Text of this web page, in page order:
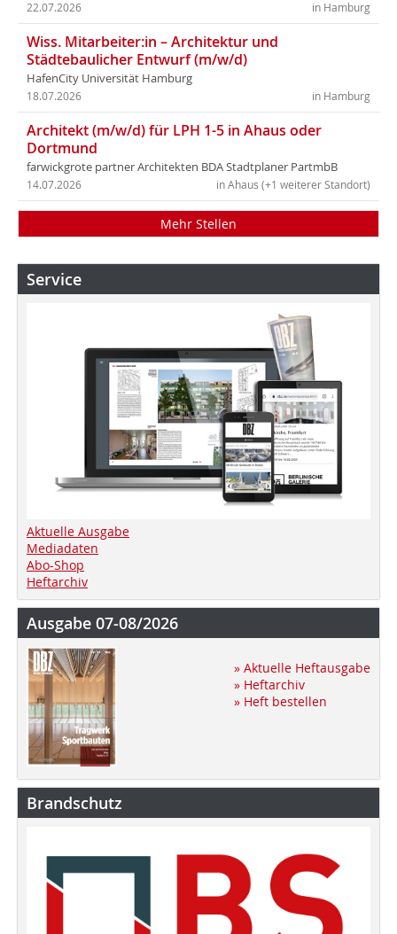
in Hamburg
22.07.2026
Wiss. Mitarbeiter:in – Architektur und
Städtebaulicher Entwurf (m/w/d)
HafenCity Universität Hamburg
in Hamburg
18.07.2026
Architekt (m/w/d) für LPH 1-5 in Ahaus oder
Dortmund
farwickgrote partner Architekten BDA Stadtplaner PartmbB
in Ahaus (+1 weiterer Standort)
14.07.2026
Mehr Stellen
Service
Aktuelle Ausgabe
Mediadaten
Abo-Shop
Heftarchiv
Ausgabe 07-08/2026
» Aktuelle Heftausgabe
» Heftarchiv
» Heft bestellen
Brandschutz